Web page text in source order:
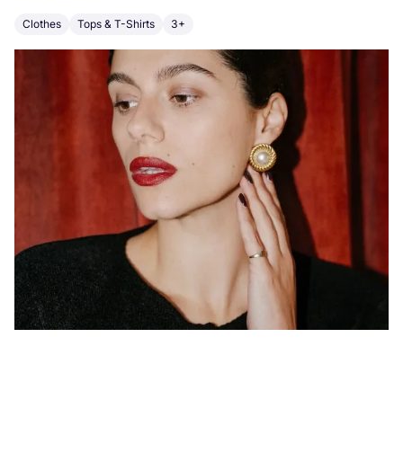
Clothes Tops & T-Shirts 3+